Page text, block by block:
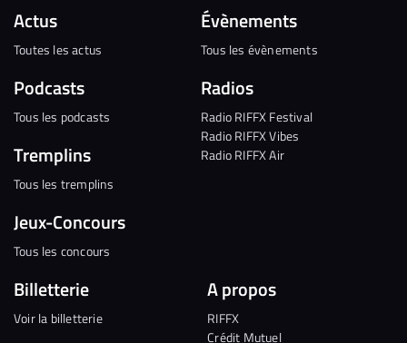
Actus
Toutes les actus
Podcasts
Tous les podcasts
Tremplins
Tous les tremplins
Jeux-Concours
Tous les concours
Évènements
Tous les évènements
Radios
Radio RIFFX Festival
Radio RIFFX Vibes
Radio RIFFX Air
Billetterie
Voir la billetterie
A propos
RIFFX
Crédit Mutuel